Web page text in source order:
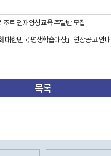
조트 인재양성교육 주말반 모집
대한민국 평생학습대상」연장공고 안내
목록